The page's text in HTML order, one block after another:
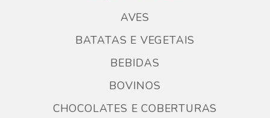
AVES
BATATAS E VEGETAIS
BEBIDAS
BOVINOS
CHOCOLATES E COBERTURAS